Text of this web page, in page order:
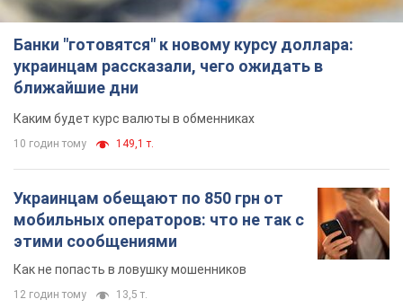
Банки "готовятся" к новому курсу доллара:
украинцам рассказали, чего ожидать в
ближайшие дни
Каким будет курс валюты в обменниках
10 годин тому 149,1 т.
Украинцам обещают по 850 грн от
мобильных операторов: что не так с
этими сообщениями
Как не попасть в ловушку мошенников
12 годин тому 13,5 т.